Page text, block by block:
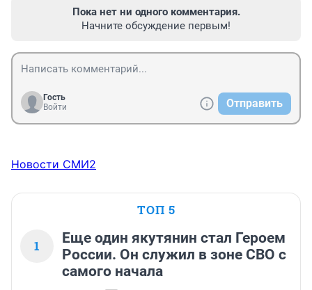
Пока нет ни одного комментария.
Начните обсуждение первым!
Гость
Войти
Отправить
Новости СМИ2
ТОП 5
1
Еще один якутянин стал Героем
России. Он служил в зоне СВО с
самого начала